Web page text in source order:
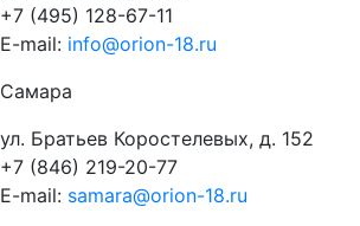
+7 (495) 128-67-11
E-mail: info@orion-18.ru
Самара
ул. Братьев Коростелевых, д. 152
+7 (846) 219-20-77
E-mail: samara@orion-18.ru